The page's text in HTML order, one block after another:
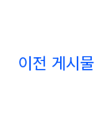
이전 게시물